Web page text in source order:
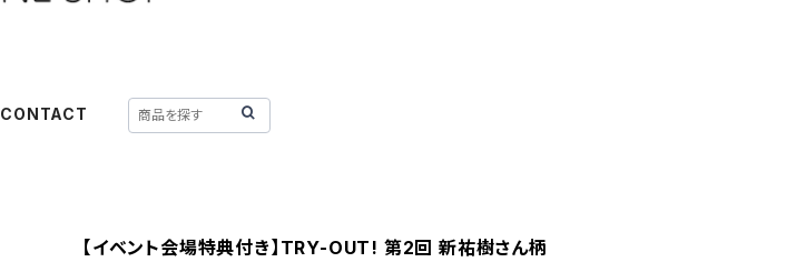
CONTACT
【イベント会場特典付き】TRY-OUT! 第2回 新祐樹さん柄